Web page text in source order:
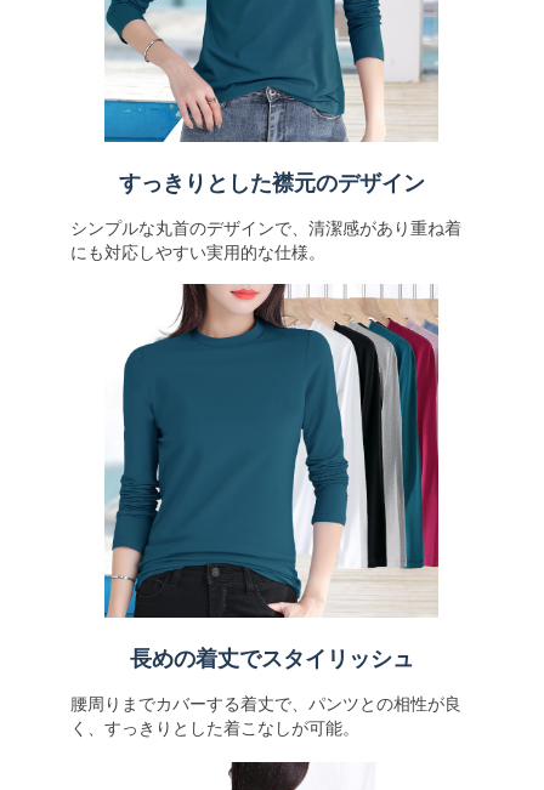
すっきりとした襟元のデザイン
シンプルな丸首のデザインで、清潔感があり重ね着
にも対応しやすい実用的な仕様。
長めの着丈でスタイリッシュ
腰周りまでカバーする着丈で、パンツとの相性が良
く、すっきりとした着こなしが可能。